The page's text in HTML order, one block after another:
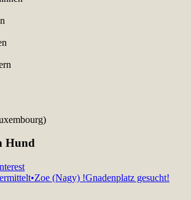
Hund
Zoe (Nagy) !Gnadenplatz gesucht!